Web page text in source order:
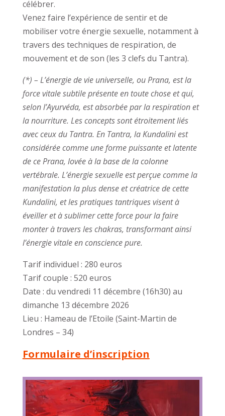
célébrer.
Venez faire l’expérience de sentir et de
mobiliser votre énergie sexuelle, notamment à
travers des techniques de respiration, de
mouvement et de son (les 3 clefs du Tantra).
(*) – L’énergie de vie universelle, ou Prana, est la
force vitale subtile présente en toute chose et qui,
selon l’Ayurvéda, est absorbée par la respiration et
la nourriture. Les concepts sont étroitement liés
avec ceux du Tantra. En Tantra, la Kundalini est
considérée comme une forme puissante et latente
de ce Prana, lovée à la base de la colonne
vertébrale. L’énergie sexuelle est perçue comme la
manifestation la plus dense et créatrice de cette
Kundalini, et les pratiques tantriques visent à
éveiller et à sublimer cette force pour la faire
monter à travers les chakras, transformant ainsi
l’énergie vitale en conscience pure.
Tarif individuel : 280 euros
Tarif couple : 520 euros
Date : du vendredi 11 décembre (16h30) au
dimanche 13 décembre 2026
Lieu : Hameau de l’Etoile (Saint-Martin de
Londres – 34)
Formulaire d’inscription